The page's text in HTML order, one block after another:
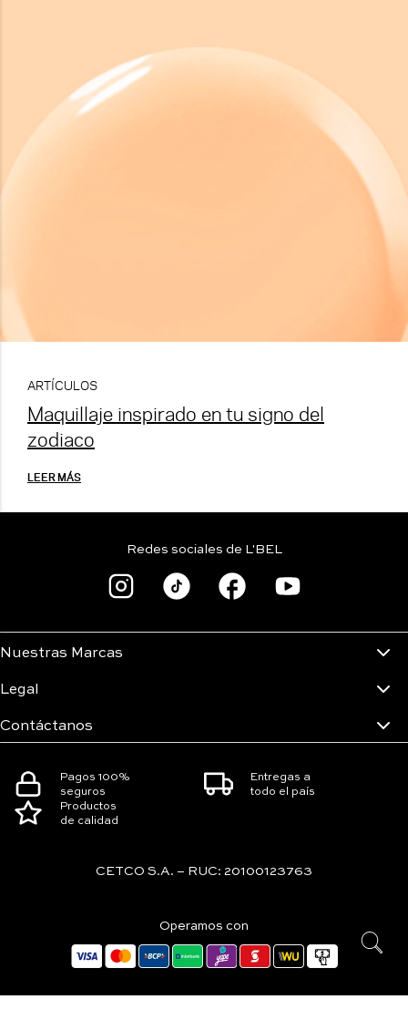
ARTÍCULOS
Maquillaje inspirado en tu signo del
zodiaco
LEER MÁS
Nuestras Marcas
Legal
Contáctanos
Redes sociales de L'BEL
Pagos 100%
seguros
Entregas a
todo el país
Productos
de calidad
CETCO S.A. – RUC: 20100123763
Operamos con